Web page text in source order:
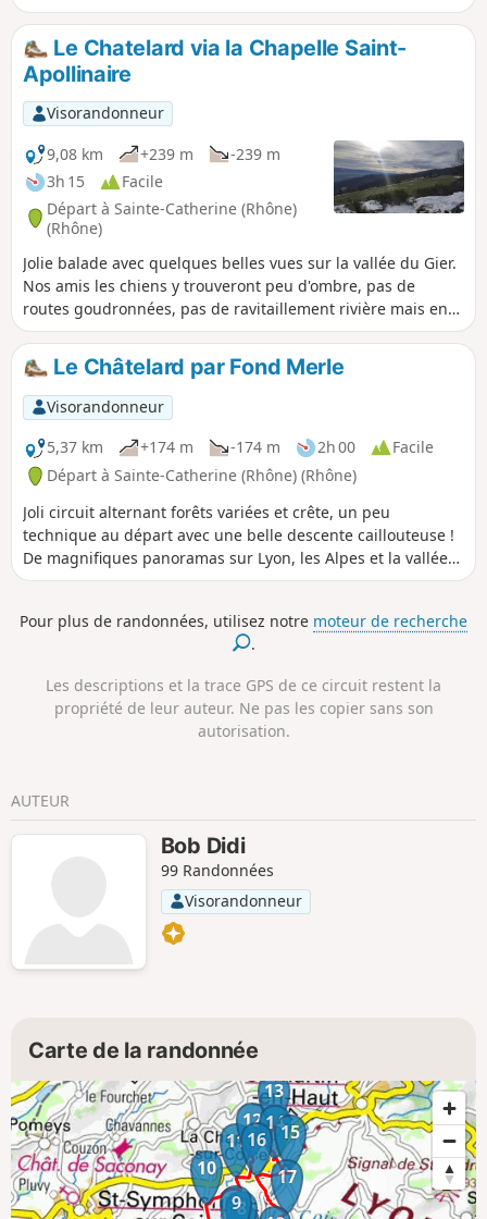
sur la vallée du Rhône, la métropole lyonnaise et la chaine
des Alpes est magnifique. Le retour suit la ligne de crête
versant Est, avec le massif du Pilat en ligne de mire et les
Alpes à main gauche. Le village médiéval de Riverie ne
manque pas d’intérêt.
Le Chatelard via la Chapelle Saint-
Apollinaire
Visorandonneur
9,08 km
+239 m
-239 m
3h 15
Facile
Départ à Sainte-Catherine (Rhône)
(Rhône)
Jolie balade avec quelques belles vues sur la vallée du Gier.
Nos amis les chiens y trouveront peu d'ombre, pas de
routes goudronnées, pas de ravitaillement rivière mais en
saison un robinet à la Chapelle Saint-Apollinaire.
Le Châtelard par Fond Merle
Visorandonneur
5,37 km
+174 m -174 m 2h 00
Facile
Départ à Sainte-Catherine (Rhône) (Rhône)
Joli circuit alternant forêts variées et crête, un peu
technique au départ avec une belle descente caillouteuse !
De magnifiques panoramas sur Lyon, les Alpes et la vallée
du Gier.
Pour plus de randonnées, utilisez notre moteur de recherche
.
Les descriptions et la trace GPS de ce circuit restent la
propriété de leur auteur. Ne pas les copier sans son
autorisation.
AUTEUR
Bob Didi
99 Randonnées
Visorandonneur
Carte de la randonnée
8
9
10
11
12
13
1415
16
17